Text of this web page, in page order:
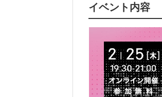
イベント内容